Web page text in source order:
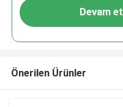
Devam et
Önerilen Ürünler